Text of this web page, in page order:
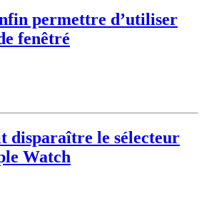
permettre d’utiliser
fenêtré
disparaître le sélecteur
Watch